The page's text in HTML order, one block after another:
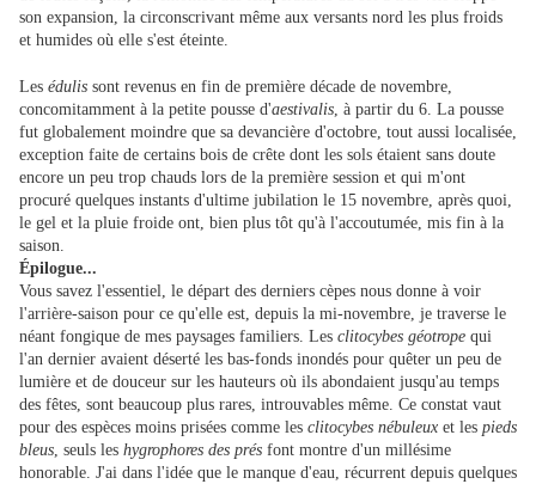
son expansion, la circonscrivant même aux versants nord les plus froids
et humides où elle s'est éteinte.
Les édulis sont revenus en fin de première décade de novembre,
concomitamment à la petite pousse d'aestivalis, à partir du 6. La pousse
fut globalement moindre que sa devancière d'octobre, tout aussi localisée,
exception faite de certains bois de crête dont les sols étaient sans doute
encore un peu trop chauds lors de la première session et qui m'ont
procuré quelques instants d'ultime jubilation le 15 novembre, après quoi,
le gel et la pluie froide ont, bien plus tôt qu'à l'accoutumée, mis fin à la
saison.
Épilogue...
Vous savez l'essentiel, le départ des derniers cèpes nous donne à voir
l'arrière-saison pour ce qu'elle est, depuis la mi-novembre, je traverse le
néant fongique de mes paysages familiers. Les clitocybes géotrope qui
l'an dernier avaient déserté les bas-fonds inondés pour quêter un peu de
lumière et de douceur sur les hauteurs où ils abondaient jusqu'au temps
des fêtes, sont beaucoup plus rares, introuvables même. Ce constat vaut
pour des espèces moins prisées comme les clitocybes nébuleux et les pieds
bleus, seuls les hygrophores des prés font montre d'un millésime
honorable. J'ai dans l'idée que le manque d'eau, récurrent depuis quelques